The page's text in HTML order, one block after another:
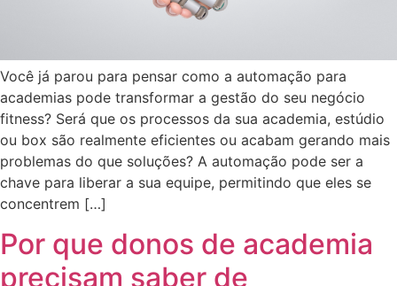
Você já parou para pensar como a automação para
academias pode transformar a gestão do seu negócio
fitness? Será que os processos da sua academia, estúdio
ou box são realmente eficientes ou acabam gerando mais
problemas do que soluções? A automação pode ser a
chave para liberar a sua equipe, permitindo que eles se
concentrem […]
Por que donos de academia
precisam saber de